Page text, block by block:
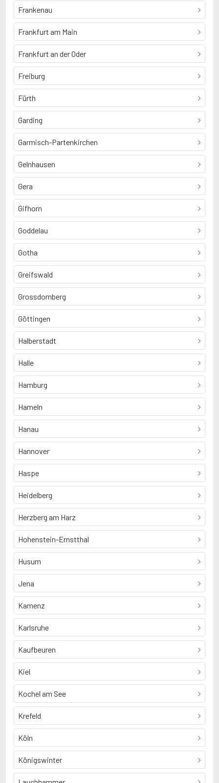
Frankenau
Frankfurt am Main
Frankfurt an der Oder
Freiburg
Fürth
Garding
Garmisch-Partenkirchen
Gelnhausen
Gera
Gifhorn
Goddelau
Gotha
Greifswald
Grossdornberg
Göttingen
Halberstadt
Halle
Hamburg
Hameln
Hanau
Hannover
Haspe
Heidelberg
Herzberg am Harz
Hohenstein-Ernstthal
Husum
Jena
Kamenz
Karlsruhe
Kaufbeuren
Kiel
Kochel am See
Krefeld
Köln
Königswinter